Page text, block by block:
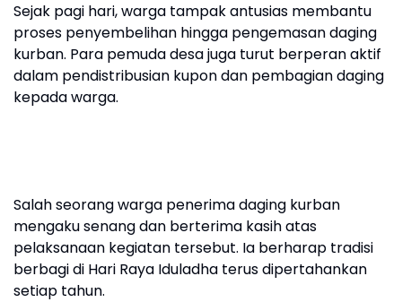
Sejak pagi hari, warga tampak antusias membantu
proses penyembelihan hingga pengemasan daging
kurban. Para pemuda desa juga turut berperan aktif
dalam pendistribusian kupon dan pembagian daging
kepada warga.
Salah seorang warga penerima daging kurban
mengaku senang dan berterima kasih atas
pelaksanaan kegiatan tersebut. Ia berharap tradisi
berbagi di Hari Raya Iduladha terus dipertahankan
setiap tahun.